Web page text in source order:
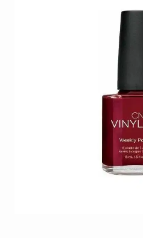
CND Vinylux Scarlet Letter